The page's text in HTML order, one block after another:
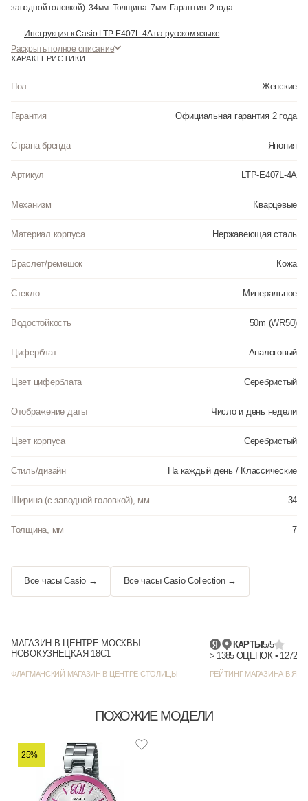
заводной головкой): 34мм. Толщина: 7мм. Гарантия: 2 года.
Инструкция к Casio LTP-E407L-4A на русском языке
Раскрыть полное описание
ХАРАКТЕРИСТИКИ
Пол Женские
Гарантия Официальная гарантия 2 года
Страна бренда Япония
Артикул LTP-E407L-4A
Механизм Кварцевые
Материал корпуса Нержавеющая сталь
Браслет/ремешок Кожа
Стекло Минеральное
Водостойкость 50m (WR50)
Циферблат Аналоговый
Цвет циферблата Серебристый
Отображение даты Число и день недели
Цвет корпуса Серебристый
Стиль/дизайн На каждый день / Классические
Ширина (с заводной головкой), мм 34
Толщина, мм 7
Все часы Casio → Все часы Casio Collection →
МАГАЗИН В ЦЕНТРЕ МОСКВЫ
НОВОКУЗНЕЦКАЯ 18С1
ФЛАГМАНСКИЙ МАГАЗИН В ЦЕНТРЕ СТОЛИЦЫ
КАРТЫ5/5
РЕЙТИНГ МАГАЗИНА В
ПОХОЖИЕ МОДЕЛИ
25%